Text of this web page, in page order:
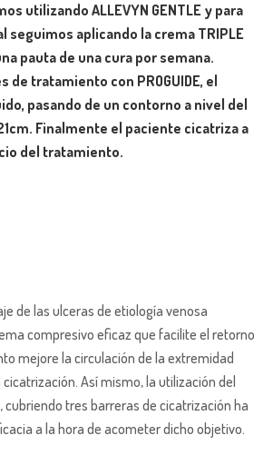
utilizando ALLEVYN GENTLE y para
seguimos aplicando la crema TRIPLE
pauta de una cura por semana.
de tratamiento con PROGUIDE, el
pasando de un contorno a nivel del
Finalmente el paciente cicatriza a
del tratamiento.
de las ulceras de etiología venosa
compresivo eficaz que facilite el retorno
mejore la circulación de la extremidad
Así mismo, la utilización del
cubriendo tres barreras de cicatrización ha
a la hora de acometer dicho objetivo.